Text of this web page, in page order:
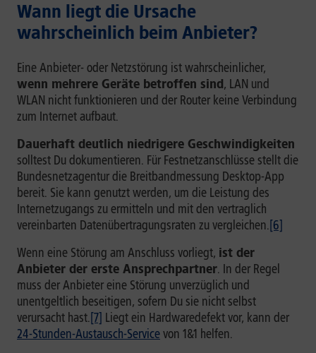
Wann liegt die Ursache
wahrscheinlich beim Anbieter?
Eine Anbieter- oder Netzstörung ist wahrscheinlicher,
wenn mehrere Geräte betroffen sind, LAN und
WLAN nicht funktionieren und der Router keine Verbindung
zum Internet aufbaut.
Dauerhaft deutlich niedrigere Geschwindigkeiten
solltest Du dokumentieren. Für Festnetzanschlüsse stellt die
Bundesnetzagentur die Breitbandmessung Desktop-App
bereit. Sie kann genutzt werden, um die Leistung des
Internetzugangs zu ermitteln und mit den vertraglich
vereinbarten Datenübertragungsraten zu vergleichen.[6]
Wenn eine Störung am Anschluss vorliegt, ist der
Anbieter der erste Ansprechpartner. In der Regel
muss der Anbieter eine Störung unverzüglich und
unentgeltlich beseitigen, sofern Du sie nicht selbst
verursacht hast.[7] Liegt ein Hardwaredefekt vor, kann der
24-Stunden-Austausch-Servicevon 1&1 helfen.